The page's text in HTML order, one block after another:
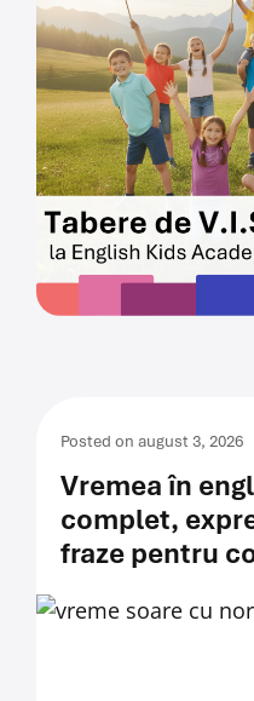
Posted on august 3, 2026
Vremea în
complet,
fraze pentru